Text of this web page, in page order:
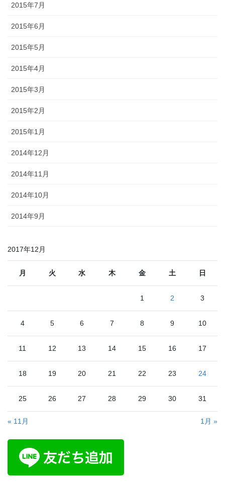
2015年7月
2015年6月
2015年5月
2015年4月
2015年3月
2015年2月
2015年1月
2014年12月
2014年11月
2014年10月
2014年9月
2017年12月
月 火 水 木 金 土 日
1 2 3
4 5 6 7 8 9 10
11 12 13 14 15 16 17
18 19 20 21 22 23 24
25 26 27 28 29 30 31
« 11月 1月 »